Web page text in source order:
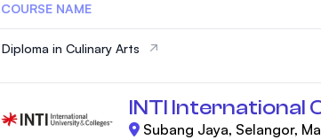
COURSE NAME
Diploma in Culinary Arts
INTI International
Subang Jaya, Selangor,